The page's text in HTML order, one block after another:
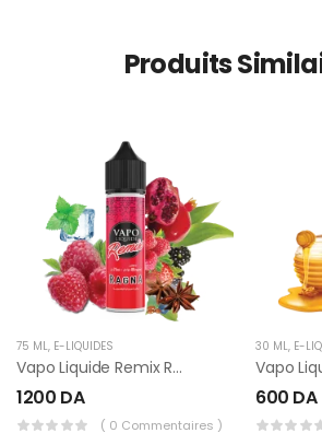
Produits
75 ML, E-LIQUIDES
Vapo Liquide Remix Ragna 75ml
1200 DA
( 0 Commentaires )
30 ML, E-
600 DA